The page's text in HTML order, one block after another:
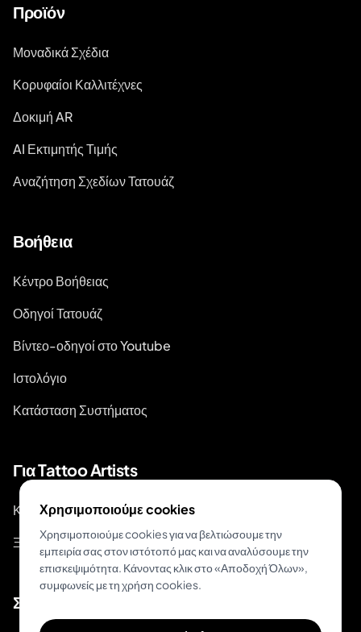
Προϊόν
Μοναδικά Σχέδια
Κορυφαίοι Καλλιτέχνες
Δοκιμή AR
AI Εκτιμητής Τιμής
Αναζήτηση Σχεδίων Τατουάζ
Βοήθεια
Κέντρο Βοήθειας
Οδηγοί Τατουάζ
Βίντεο-οδηγοί στο Youtube
Ιστολόγιο
Κατάσταση Συστήματος
Για Tattoo Artists
Κράτηση & Πληρωμή
Ξεκινήστε Κρατήσεις
Σχετικά
Χρησιμοποιούμε cookies
Χρησιμοποιούμε cookies για να βελτιώσουμε την
εμπειρία σας στον ιστότοπό μας και να αναλύσουμε την
επισκεψιμότητα. Κάνοντας κλικ στο «Αποδοχή Όλων»,
συμφωνείς με τη χρήση cookies.